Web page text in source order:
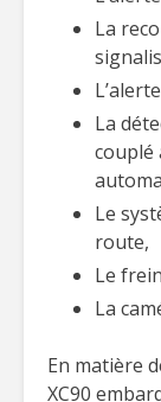
La
La
couplé
Le
route,
Le
La
En matière
XC90